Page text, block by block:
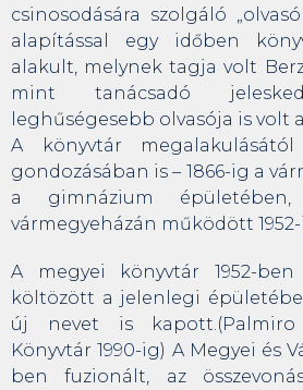
csinosodására szolgáló
alapítással egy időben
alakult, melynek tagja volt
mint tanácsadó
leghűségesebb olvasója is volt
A könyvtár
gondozásában is – 1866-ig a
a gimnázium
vármegyeházán működött
A megyei könyvtár 1952-ben
költözött a jelenlegi
új nevet is
Könyvtár 1990-ig) A Megyei és
ben fuzionált, az